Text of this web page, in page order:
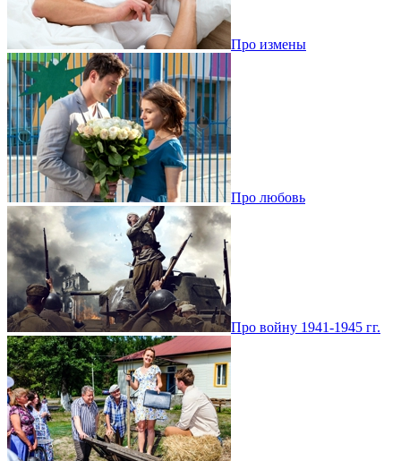
Про измены
Про любовь
Про войну 1941-1945 гг.